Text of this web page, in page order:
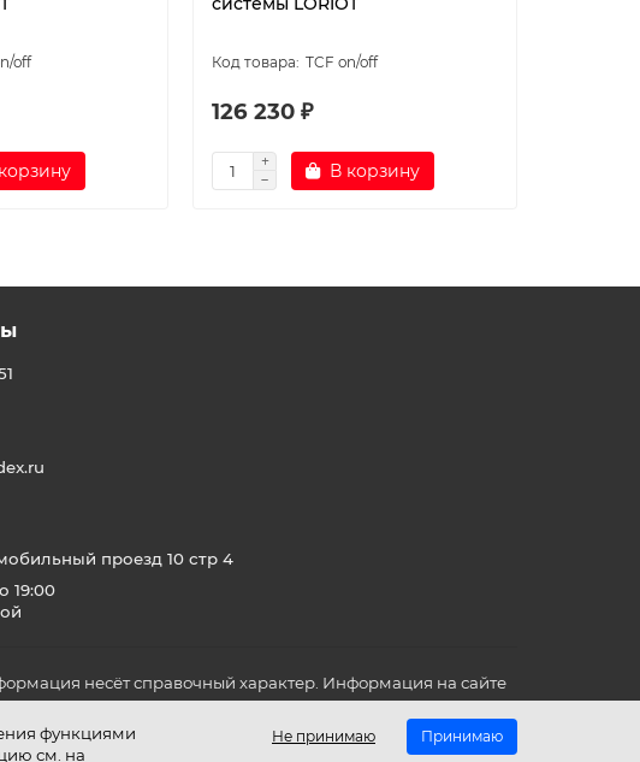
off TCF on/off
126 230 ₽
В корзину
функциями
см. на
Не принимаю Принимаю
проезд 10 стр 4
19:00
несёт справочный характер. Информация на сайте
во всех для вас важных характеристиках в товаре